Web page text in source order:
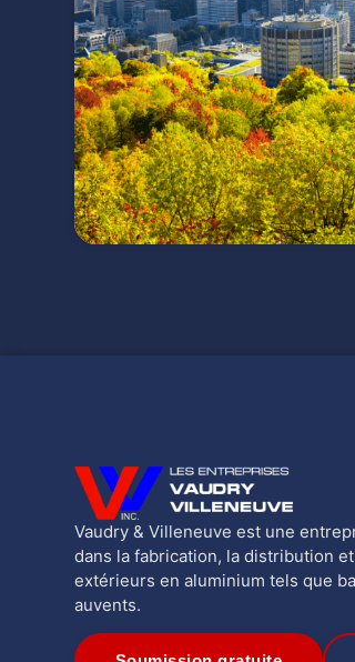
Vaudry & Villeneuve est une
dans la fabrication, la distribution
extérieurs en aluminium tels que
auvents.